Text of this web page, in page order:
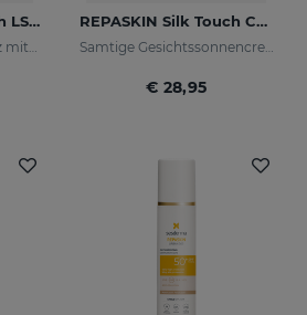
REPASKIN Silk Touch LSF50 REPASKIN Silk Touch Color LSF50
Samtige Gesichtssonnencreme mit Farbe
€ 28,95